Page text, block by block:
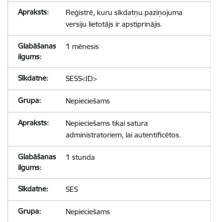
Reģistrē, kuru sīkdatņu paziņojuma
versiju lietotājs ir apstiprinājis.
1 mēnesis
SESS<ID>
Nepieciešams
Nepieciešams tikai satura
administratoriem, lai autentificētos.
1 stunda
SES
Nepieciešams